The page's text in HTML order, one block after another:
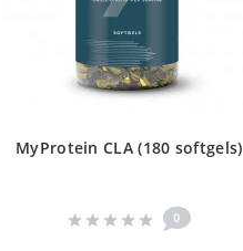
MyProtein CLA (180 softgels)
0